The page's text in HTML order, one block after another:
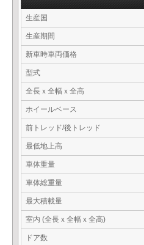
生産国
生産期間
新車時車両価格
型式
全長ｘ全幅ｘ全高
ホイールベース
前トレッド/後トレッド
最低地上高
車体重量
車体総重量
最大積載量
室内 (全長ｘ全幅ｘ全高)
ドア数